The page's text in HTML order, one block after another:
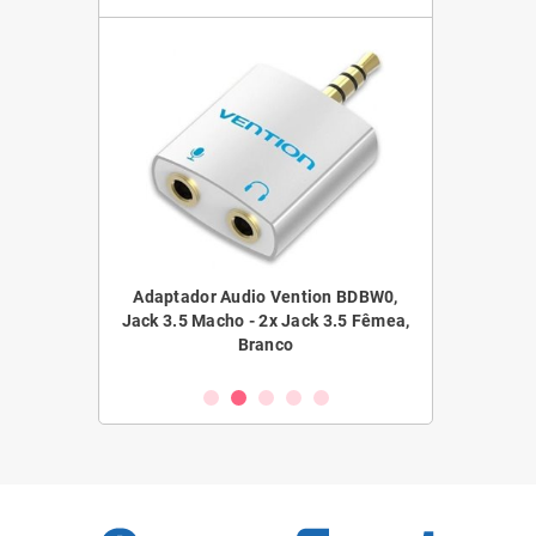
Adaptador Audio Vention BDBW0,
Jack 3.5 Macho - 2x Jack 3.5 Fêmea,
Branco